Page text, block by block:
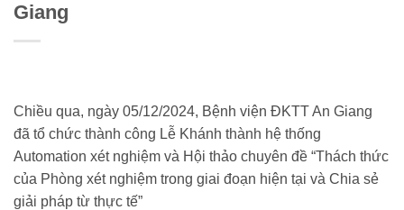
Giang
Chiều qua, ngày 05/12/2024, Bệnh viện ĐKTT An Giang
đã tổ chức thành công Lễ Khánh thành hệ thống
Automation xét nghiệm và Hội thảo chuyên đề “Thách thức
của Phòng xét nghiệm trong giai đoạn hiện tại và Chia sẻ
giải pháp từ thực tế”